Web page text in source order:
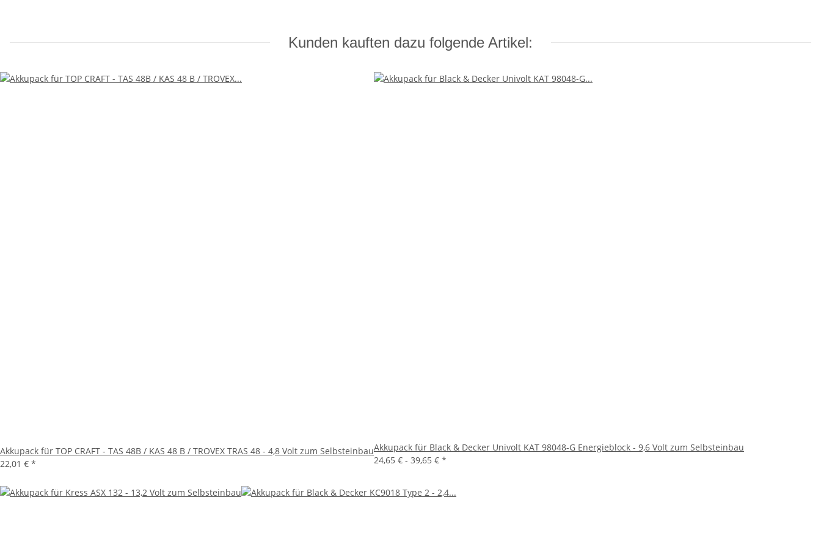
Kunden kauften dazu folgende Artikel:
Akkupack für TOP CRAFT - TAS 48B / KAS 48 B / TROVEX TRAS 48 - 4,8 Volt zum Selbsteinbau
22,01 € *
Akkupack für Black & Decker Univolt KAT 98048-G Energieblock - 9,6 Volt zum Selbsteinbau
24,65 € - 39,65 € *